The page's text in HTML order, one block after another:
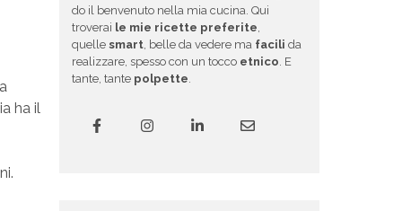
ha il
do il benvenuto nella mia cucina. Qui
troverai le mie ricette preferite,
quelle smart, belle da vedere ma facili da
realizzare, spesso con un tocco etnico. E
tante, tante polpette.